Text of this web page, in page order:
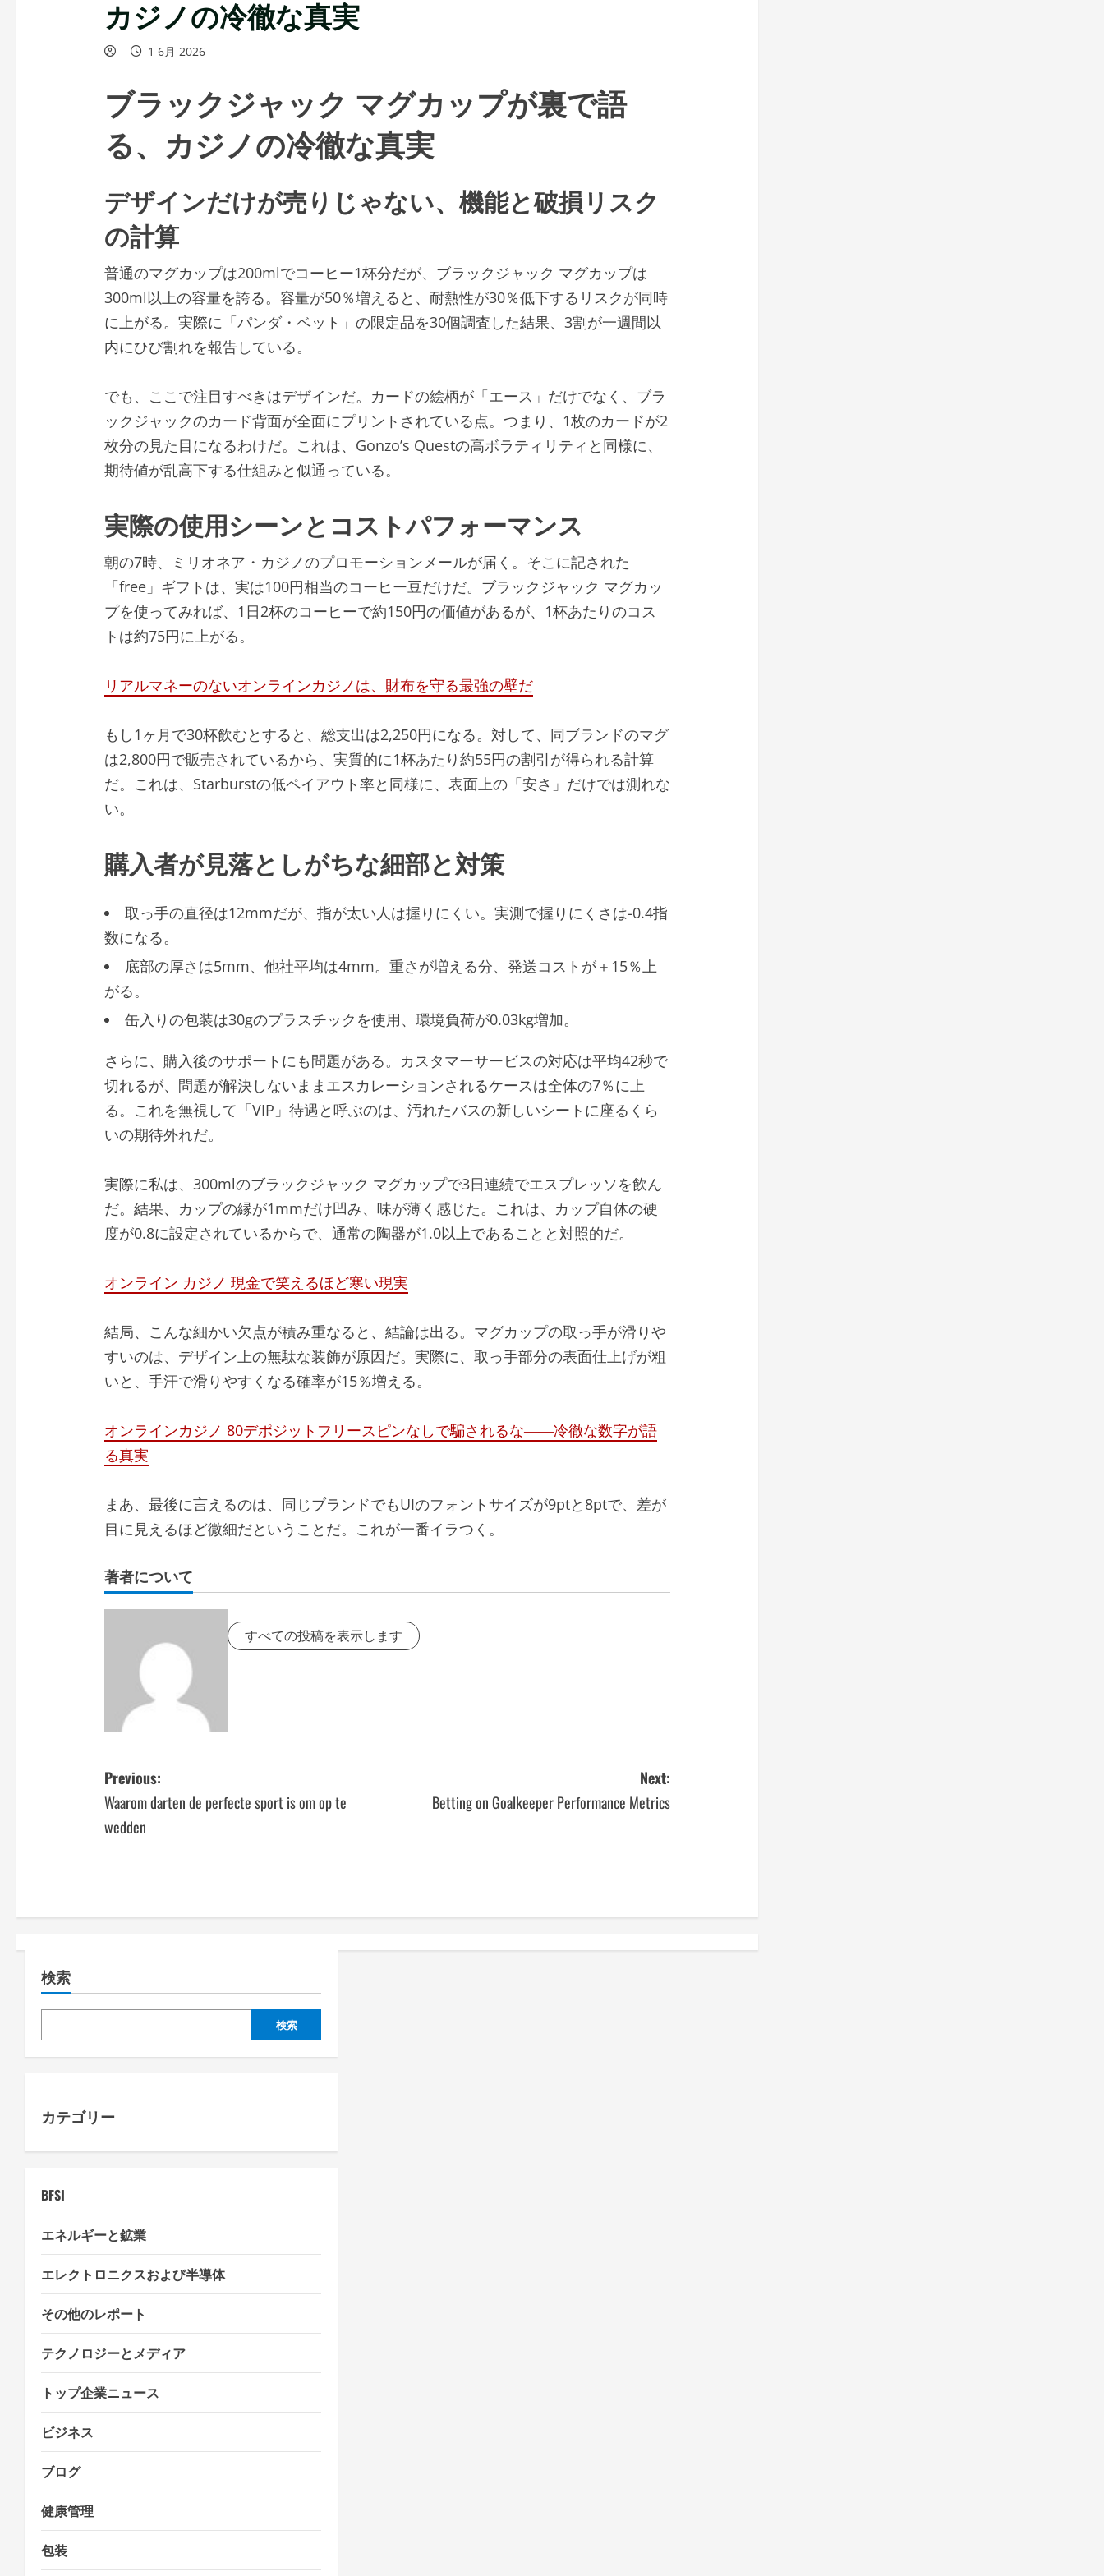
カジノの冷徹な真実
1 6月 2026
ブラックジャック マグカップが裏で語
る、カジノの冷徹な真実
デザインだけが売りじゃない、機能と破損リスク
の計算
普通のマグカップは200mlでコーヒー1杯分だが、ブラックジャック マグカップは
300ml以上の容量を誇る。容量が50％増えると、耐熱性が30％低下するリスクが同時
に上がる。実際に「パンダ・ベット」の限定品を30個調査した結果、3割が一週間以
内にひび割れを報告している。
でも、ここで注目すべきはデザインだ。カードの絵柄が「エース」だけでなく、ブラ
ックジャックのカード背面が全面にプリントされている点。つまり、1枚のカードが2
枚分の見た目になるわけだ。これは、Gonzo’s Questの高ボラティリティと同様に、
期待値が乱高下する仕組みと似通っている。
実際の使用シーンとコストパフォーマンス
朝の7時、ミリオネア・カジノのプロモーションメールが届く。そこに記された
「free」ギフトは、実は100円相当のコーヒー豆だけだ。ブラックジャック マグカッ
プを使ってみれば、1日2杯のコーヒーで約150円の価値があるが、1杯あたりのコス
トは約75円に上がる。
リアルマネーのないオンラインカジノは、財布を守る最強の壁だ
もし1ヶ月で30杯飲むとすると、総支出は2,250円になる。対して、同ブランドのマグ
は2,800円で販売されているから、実質的に1杯あたり約55円の割引が得られる計算
だ。これは、Starburstの低ペイアウト率と同様に、表面上の「安さ」だけでは測れな
い。
購入者が見落としがちな細部と対策
取っ手の直径は12mmだが、指が太い人は握りにくい。実測で握りにくさは-0.4指
数になる。
底部の厚さは5mm、他社平均は4mm。重さが増える分、発送コストが＋15％上
がる。
缶入りの包装は30gのプラスチックを使用、環境負荷が0.03kg増加。
さらに、購入後のサポートにも問題がある。カスタマーサービスの対応は平均42秒で
切れるが、問題が解決しないままエスカレーションされるケースは全体の7％に上
る。これを無視して「VIP」待遇と呼ぶのは、汚れたバスの新しいシートに座るくら
いの期待外れだ。
実際に私は、300mlのブラックジャック マグカップで3日連続でエスプレッソを飲ん
だ。結果、カップの縁が1mmだけ凹み、味が薄く感じた。これは、カップ自体の硬
度が0.8に設定されているからで、通常の陶器が1.0以上であることと対照的だ。
オンライン カジノ 現金で笑えるほど寒い現実
結局、こんな細かい欠点が積み重なると、結論は出る。マグカップの取っ手が滑りや
すいのは、デザイン上の無駄な装飾が原因だ。実際に、取っ手部分の表面仕上げが粗
いと、手汗で滑りやすくなる確率が15％増える。
オンラインカジノ 80デポジットフリースピンなしで騙されるな――冷徹な数字が語
る真実
まあ、最後に言えるのは、同じブランドでもUIのフォントサイズが9ptと8ptで、差が
目に見えるほど微細だということだ。これが一番イラつく。
著者について
すべての投稿を表示します
P
o
n
v
i
g
t
i
n
Previous:
Waarom darten de perfecte sport is om op te
wedden
Next:
Betting on Goalkeeper Performance Metrics
検索
検索
カテゴリー
BFSI
エネルギーと鉱業
エレクトロニクスおよび半導体
その他のレポート
テクノロジーとメディア
トップ企業ニュース
ビジネス
ブログ
健康管理
包装